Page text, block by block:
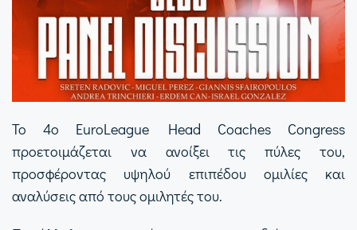
Το 4ο EuroLeague Head Coaches Congress
προετοιμάζεται να ανοίξει τις πύλες του,
προσφέροντας υψηλού επιπέδου ομιλίες και
αναλύσεις από τους ομιλητές του.